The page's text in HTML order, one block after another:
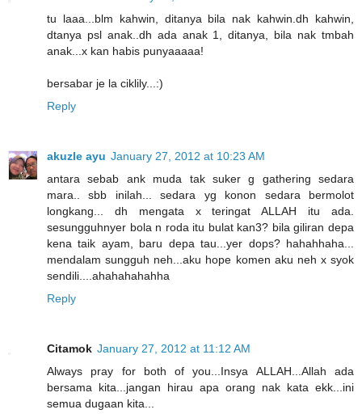
tu laaa...blm kahwin, ditanya bila nak kahwin.dh kahwin,
dtanya psl anak..dh ada anak 1, ditanya, bila nak tmbah
anak...x kan habis punyaaaaa!
bersabar je la ciklily...:)
Reply
akuzle ayu January 27, 2012 at 10:23 AM
antara sebab ank muda tak suker g gathering sedara
mara.. sbb inilah... sedara yg konon sedara bermolot
longkang... dh mengata x teringat ALLAH itu ada.
sesungguhnyer bola n roda itu bulat kan3? bila giliran depa
kena taik ayam, baru depa tau...yer dops? hahahhaha...
mendalam sungguh neh...aku hope komen aku neh x syok
sendili....ahahahahahha
Reply
Citamok January 27, 2012 at 11:12 AM
Always pray for both of you...Insya ALLAH...Allah ada
bersama kita...jangan hirau apa orang nak kata ekk...ini
semua dugaan kita...